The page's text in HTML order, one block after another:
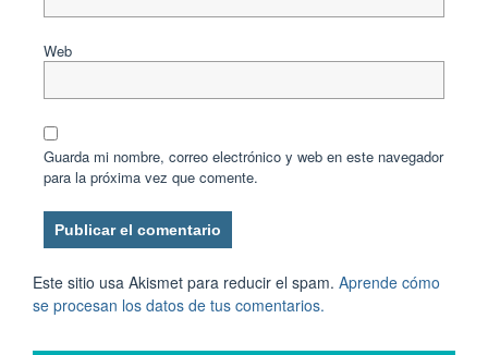
Web
Guarda mi nombre, correo electrónico y web en este navegador
para la próxima vez que comente.
Este sitio usa Akismet para reducir el spam. Aprende cómo
se procesan los datos de tus comentarios.